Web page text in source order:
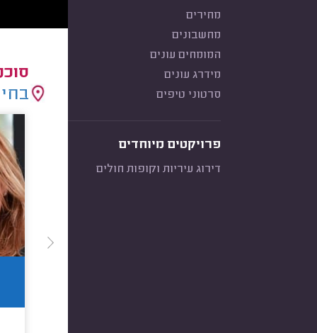
מחירים
מחשבונים
המומחים עונים
מידרג עונים
סרטוני טיפים
פרויקטים מיוחדים
דירוג עיריות וקופות חולים